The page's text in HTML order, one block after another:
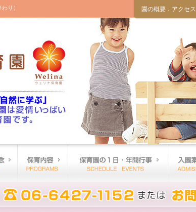
り） 園の概要．アクセス